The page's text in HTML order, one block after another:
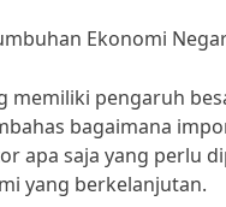
Ekonomi
memiliki pengaruh
bagaimana
apa saja yang perlu
yang berkelanjutan.